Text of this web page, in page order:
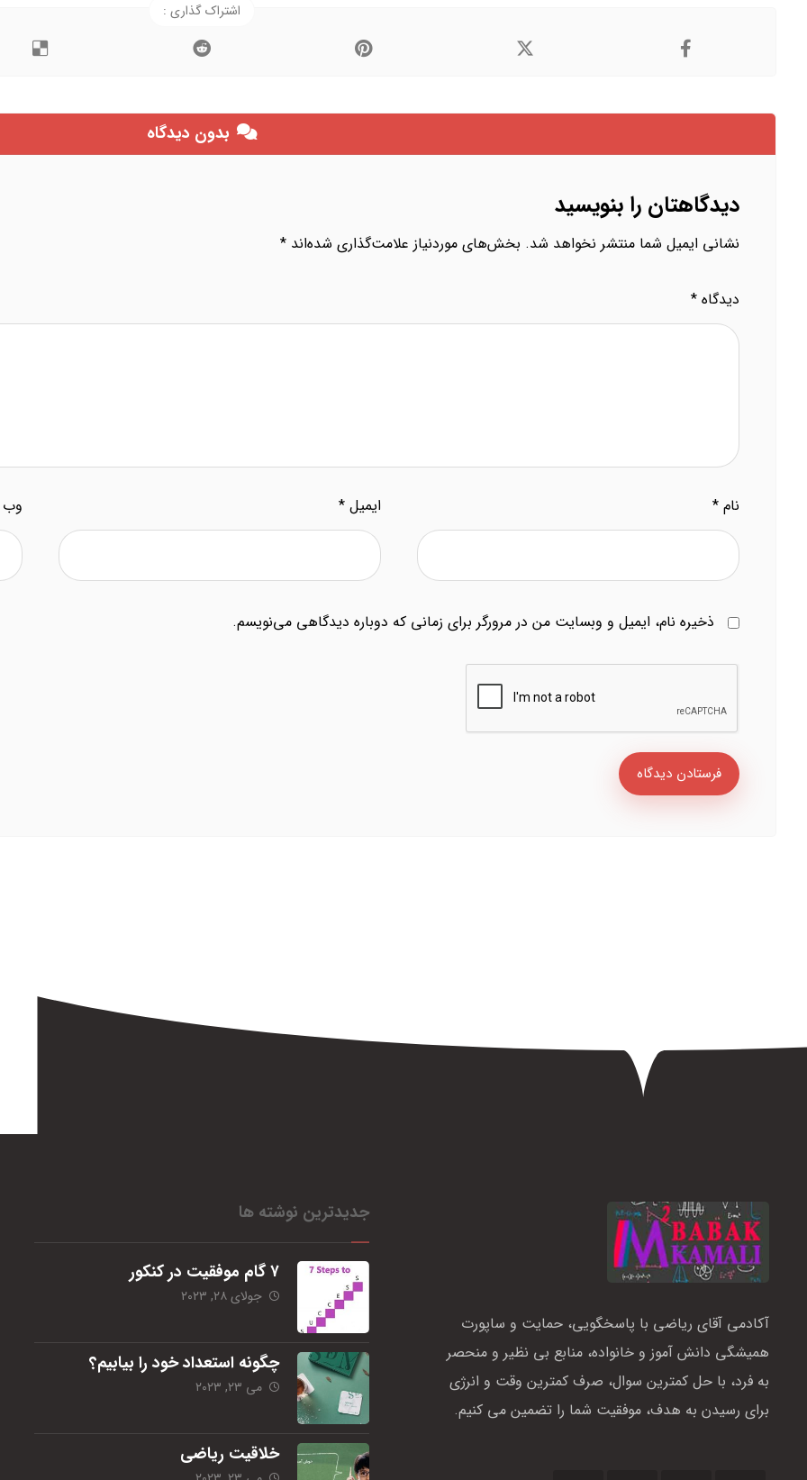
بدون دیدگاه
دیدگاهتان را بنویسید
نشانی ایمیل شما منتشر نخواهد شد. بخش‌های موردنیاز علامت‌گذاری شده‌اند *
دیدگاه *
نام * ایمیل *
ذخیره نام، ایمیل و وبسایت من در مرورگر برای زمانی که دوباره دیدگاهی می‌نویسم.
فرستادن دیدگاه
آکادمی آقای ریاضی با پاسخگویی، حمایت و ساپورت
همیشگی دانش آموز و خانواده، منابع بی نظیر و منحصر
به فرد، با حل کمترین سوال، صرف کمترین وقت و انرژی
برای رسیدن به هدف، موفقیت شما را تضمین می کنیم.
جدیدترین نوشته ها
۷ گام موفقیت در کنکور
جولای ۲۸, ۲۰۲۳
چگونه استعداد خود را بیابیم؟
می ۲۳, ۲۰۲۳
خلاقیت ریاضی